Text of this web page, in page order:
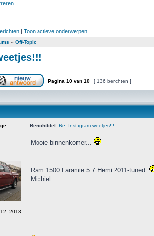
| Toon actieve onderwerpen
» Off-Topic
Pagina 10 van 10 [ 136 berichten ]
Berichttitel: Re: Instagram weetjes!!!
2013
Mooie binnenkomer...
Ram 1500 Laramie 5.7 Hemi 2011-tuned.
Michiel.